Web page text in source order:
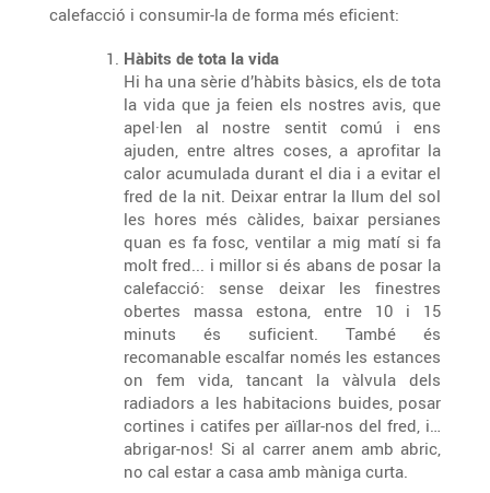
calefacció i consumir-la de forma més eficient:
Hàbits de tota la vida
Hi ha una sèrie d’hàbits bàsics, els de tota
la vida que ja feien els nostres avis, que
apel·len al nostre sentit comú i ens
ajuden, entre altres coses, a aprofitar la
calor acumulada durant el dia i a evitar el
fred de la nit. Deixar entrar la llum del sol
les hores més càlides, baixar persianes
quan es fa fosc, ventilar a mig matí si fa
molt fred... i millor si és abans de posar la
calefacció: sense deixar les finestres
obertes massa estona, entre 10 i 15
minuts és suficient. També és
recomanable escalfar només les estances
on fem vida, tancant la vàlvula dels
radiadors a les habitacions buides, posar
cortines i catifes per aïllar-nos del fred, i…
abrigar-nos! Si al carrer anem amb abric,
no cal estar a casa amb màniga curta.